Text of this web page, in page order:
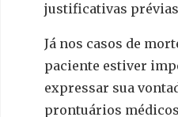
justificativas
Já nos casos de
paciente estiver
expressar sua
prontuários